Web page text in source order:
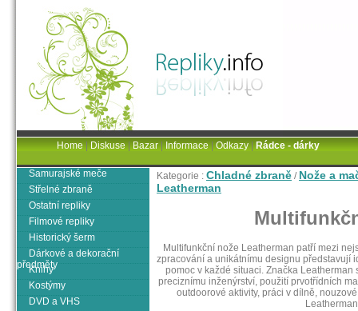
Kategorie : Chladné zbraně / Nože a
Leatherman
Multifunkční nože Leatherman patří mezi
zpracování a unikátnímu designu představují
pomoc v každé situaci. Značka
preciznímu inženýrství, použití prvotřídních
outdoorové aktivity, práci v dílně,
Samurajské meče
Střelné zbraně
Ostatní repliky
Filmové repliky
Historický šerm
Dárkové a dekorační
předměty
Knihy
Kostýmy
DVD a VHS
Home|Diskuse|Bazar|Informace|Odkazy|Rádce - dárky